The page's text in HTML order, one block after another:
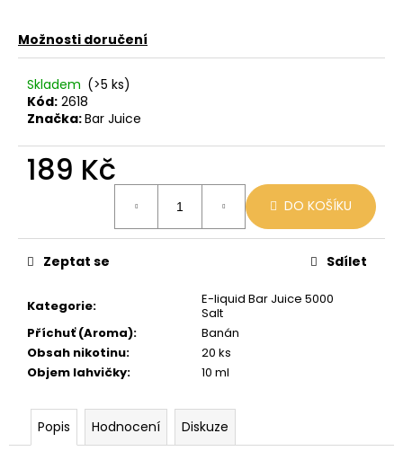
Možnosti doručení
Skladem (>5 ks)
Kód: 2618
Značka:Bar Juice
189 Kč
DO KOŠÍKU
Kategorie:
E-liquid Bar Juice 5000
Salt
Příchuť (Aroma):
Banán
Obsah nikotinu:
20 ks
Objem lahvičky: 10 ml
Zeptat se Sdílet
Popis Hodnocení Diskuze
e
m
e
POD
PASSION
FRUIT
Původně:
99
Kč